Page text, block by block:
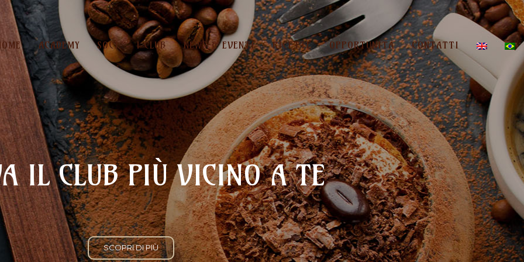
ACADEMY SOCI I CLUB NEWS & EVENTI RICETTE OPPORTUNITÀ CONTATTI
IL CLUB PIÙ VICINO A TE
SCOPRI DI PIÙ